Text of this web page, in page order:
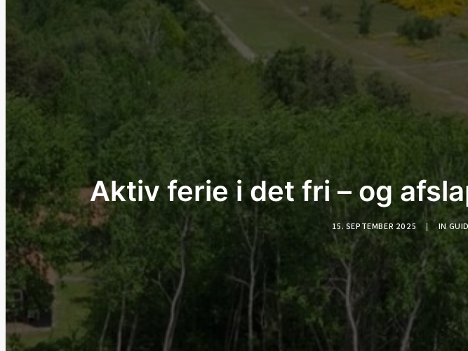
Aktiv ferie i det fri – og
15. SEPTEMBER 2025 | IN